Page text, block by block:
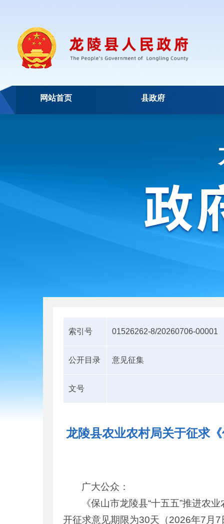
网站首页 县政府
索引号 01526262-8/20260706-00001
公开目录 意见征集
文号
龙陵县农业农村局关于征求
广大公众：
《保山市龙陵县“十五五”推进农
开征求意见期限为30天（2026年7月